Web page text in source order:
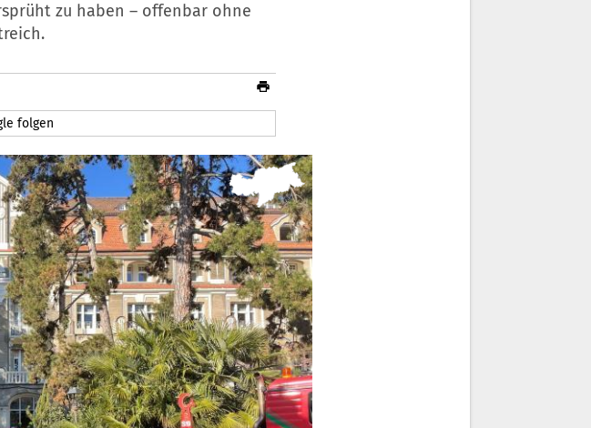
zu haben – offenbar ohne
folgen